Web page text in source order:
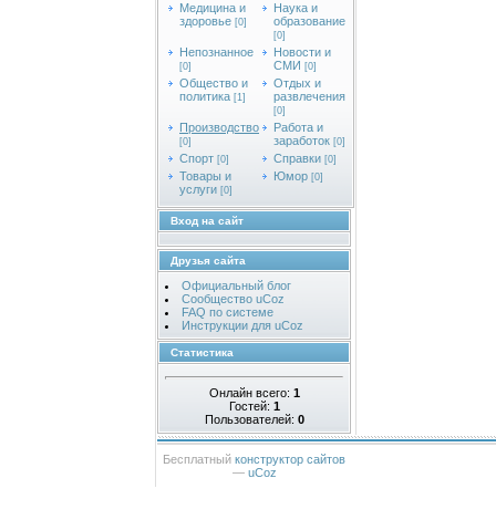
Медицина и
здоровье [0]
Наука и
образование
[0]
Непознанное
[0]
Новости и
СМИ [0]
Общество и
политика [1]
Отдых и
развлечения
[0]
Производство
[0]
Работа и
заработок [0]
Спорт [0] Справки [0]
Товары и
услуги [0]
Юмор [0]
Вход на сайт
Друзья сайта
Официальный блог
Сообщество uCoz
FAQ по системе
Инструкции для uCoz
Статистика
Онлайн всего: 1
Гостей: 1
Пользователей: 0
Бесплатный конструктор сайтов
— uCoz